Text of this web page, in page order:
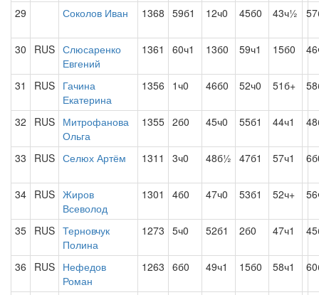
29 Соколов Иван 1368 59б1 12ч0 45б0 43ч½
30 RUS Слюсаренко
Евгений
1361 60ч1 13б0 59ч1 15б0
31 RUS Гачина
Екатерина
1356 1ч0 46б0 52ч0 51б+
32 RUS Митрофанова
Ольга
1355 2б0 45ч0 55б1 44ч1
33 RUS Селюх Артём 1311 3ч0 48б½ 47б1 57ч1
34 RUS Жиров
Всеволод
1301 4б0 47ч0 53б1 52ч+
35 RUS Терновчук
Полина
1273 5ч0 52б1 2б0 47ч1
36 RUS Нефедов
Роман
1263 6б0 49ч1 15б0 58ч1